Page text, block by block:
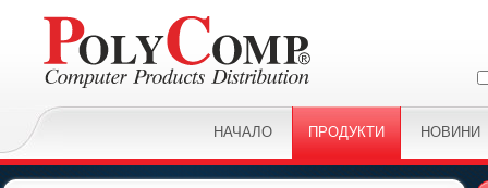
НАЧАЛО ПРОДУКТИ НОВИНИ